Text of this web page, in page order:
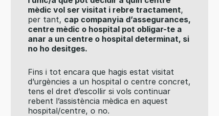
mèdic vol ser visitat i rebre tractament,
per tant, cap companyia d’assegurances,
centre mèdic o hospital pot obligar-te a
anar a un centre o hospital determinat, si
no ho desitges.
Fins i tot encara que hagis estat visitat
d’urgències a un hospital o centre concret,
tens el dret d’escollir si vols continuar
rebent l’assistència mèdica en aquest
hospital/centre, o no.